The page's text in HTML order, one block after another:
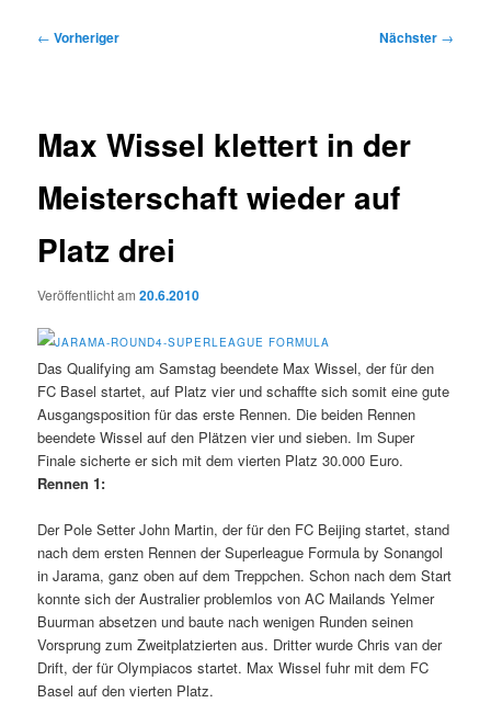
Beitragsnavigation
← Vorheriger Nächster →
Max Wissel klettert in der
Meisterschaft wieder auf
Platz drei
Veröffentlicht am20.6.2010
Das Qualifying am Samstag beendete Max Wissel, der für den
FC Basel startet, auf Platz vier und schaffte sich somit eine gute
Ausgangsposition für das erste Rennen. Die beiden Rennen
beendete Wissel auf den Plätzen vier und sieben. Im Super
Finale sicherte er sich mit dem vierten Platz 30.000 Euro.
Rennen 1:
Der Pole Setter John Martin, der für den FC Beijing startet, stand
nach dem ersten Rennen der Superleague Formula by Sonangol
in Jarama, ganz oben auf dem Treppchen. Schon nach dem Start
konnte sich der Australier problemlos von AC Mailands Yelmer
Buurman absetzen und baute nach wenigen Runden seinen
Vorsprung zum Zweitplatzierten aus. Dritter wurde Chris van der
Drift, der für Olympiacos startet. Max Wissel fuhr mit dem FC
Basel auf den vierten Platz.